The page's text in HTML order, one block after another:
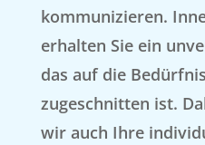
kommunizieren.
erhalten Sie ein
das auf die
zugeschnitten ist.
wir auch Ihre